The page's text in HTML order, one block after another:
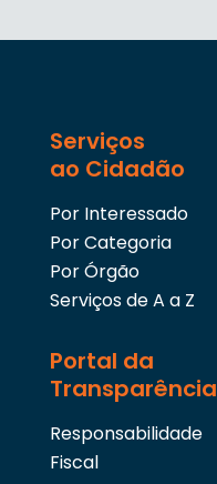
Serviços
ao Cidadão
Por Interessado
Por Categoria
Por Órgão
Serviços de A a Z
Portal da
Transparência
Responsabilidade
Fiscal